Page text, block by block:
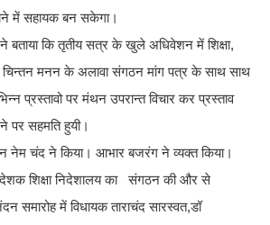
में सहायक बन सकेगा।
ने बताया कि तृतीय सत्र के खुले अधिवेशन में शिक्षा,
पर चिन्तन मनन के अलावा संगठन मांग पत्र के साथ साथ
प्रस्तावो पर मंथन उपरान्त विचार कर प्रस्ताव
पर सहमति हुयी।
नेम चंद ने किया। आभार बजरंग ने व्यक्त किया।
शिक्षा निदेशालय का संगठन की और से
समारोह में विधायक ताराचंद सारस्वत,डॉ